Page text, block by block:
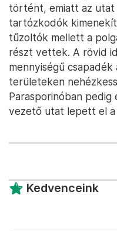
történt, emiatt az utat
tartózkodók
tűzoltók mellett a
részt vettek. A rövid
mennyiségű
területeken
Parasporinóban
vezető utat lepett el a
Kedvenceink